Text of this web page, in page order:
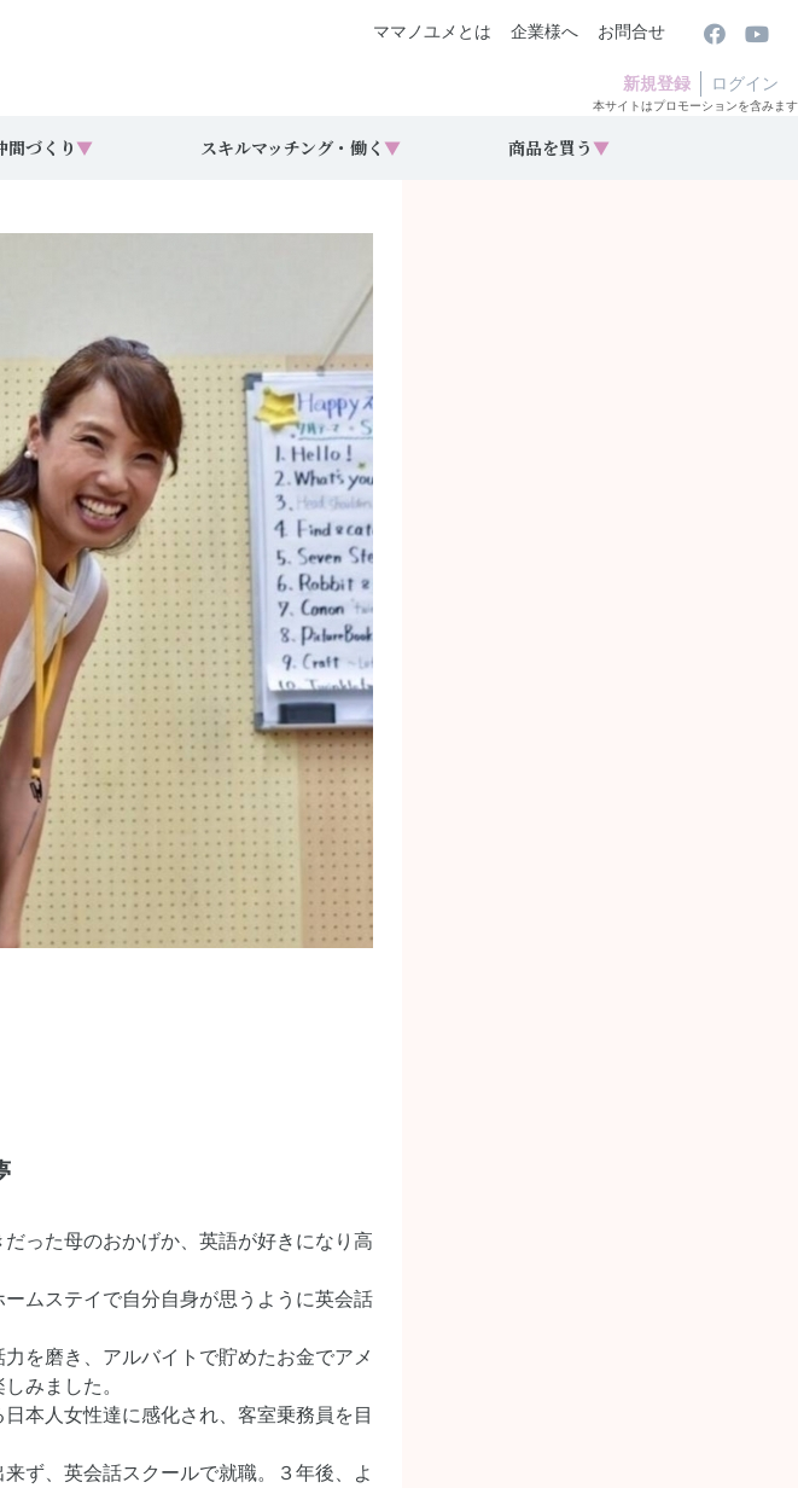
ママノユメとは 企業様へ お問合せ
新規登録 ログイン
本サイトはプロモーションを含みます
間づくり ▼ スキルマッチング・働く ▼ 商品を買う ▼
った母のおかげか、英語が好きになり高
ムステイで自分自身が思うように英会話
を磨き、アルバイトで貯めたお金でアメ
みました。
本人女性達に感化され、客室乗務員を目
ず、英会話スクールで就職。３年後、よ